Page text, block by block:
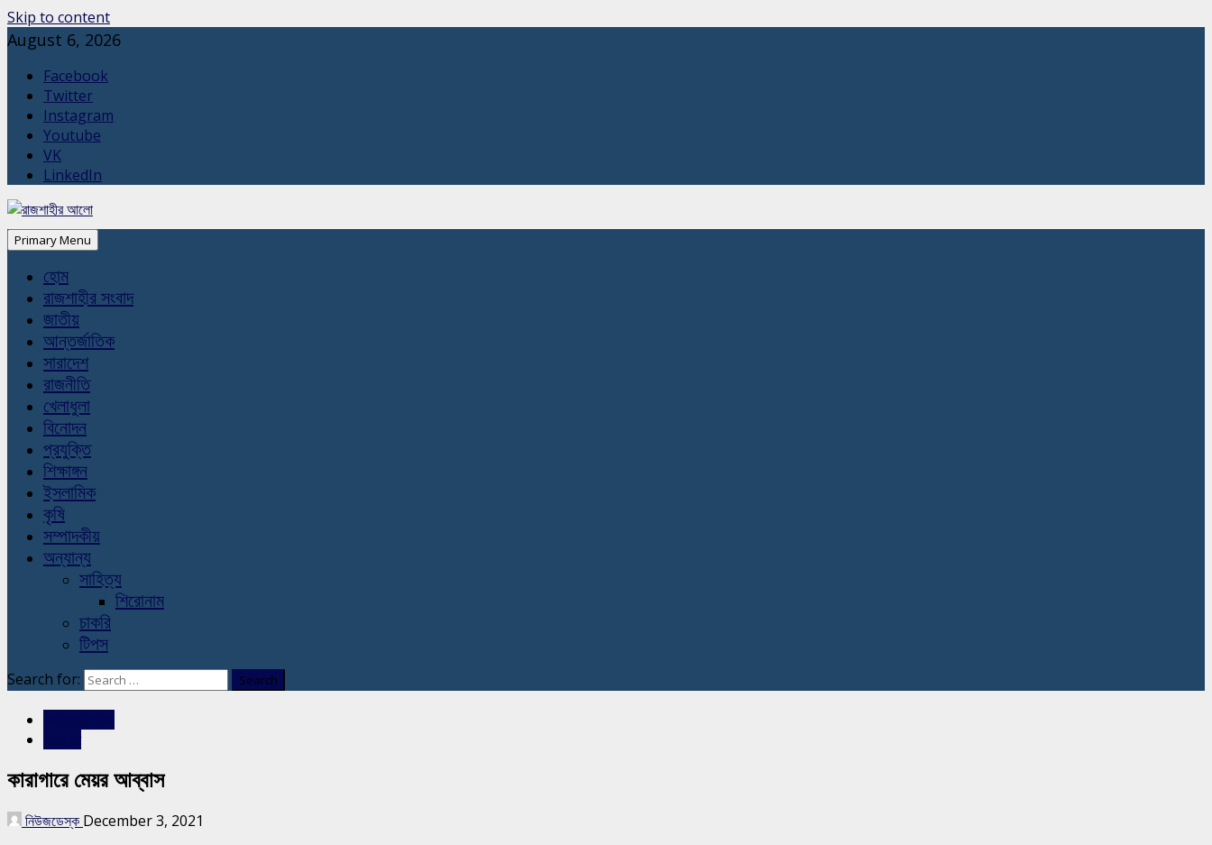
Skip to content
August 6, 2026
Facebook
Twitter
Instagram
Youtube
VK
LinkedIn
Primary Menu
হোম
রাজশাহীর সংবাদ
জাতীয়
আন্তর্জাতিক
সারাদেশ
রাজনীতি
খেলাধুলা
বিনোদন
প্রযুক্তি
শিক্ষাঙ্গন
ইসলামিক
কৃষি
সম্পাদকীয়
অন্যান্য
সাহিত্য
শিরোনাম
চাকরি
টিপস
Search for:
কারাগারে মেয়র আব্বাস
নিউজডেস্ক December 3, 2021